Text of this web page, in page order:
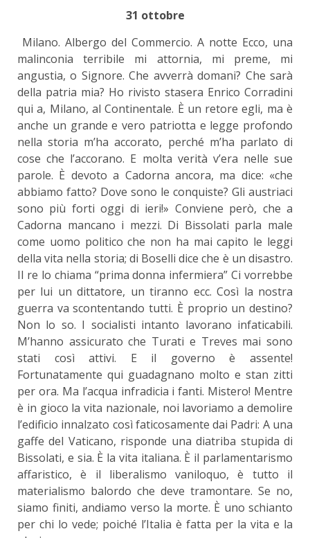
31 ottobre
Milano. Albergo del Commercio. A notte Ecco, una
malinconia terribile mi attornia, mi preme, mi
angustia, o Signore. Che avverrà domani? Che sarà
della patria mia? Ho rivisto stasera Enrico Corradini
qui a, Milano, al Continentale. È un retore egli, ma è
anche un grande e vero patriotta e legge profondo
nella storia m’ha accorato, perché m’ha parlato di
cose che l’accorano. E molta verità v’era nelle sue
parole. È devoto a Cadorna ancora, ma dice: «che
abbiamo fatto? Dove sono le conquiste? Gli austriaci
sono più forti oggi di ieri!» Conviene però, che a
Cadorna mancano i mezzi. Di Bissolati parla male
come uomo politico che non ha mai capito le leggi
della vita nella storia; di Boselli dice che è un disastro.
Il re lo chiama “prima donna infermiera” Ci vorrebbe
per lui un dittatore, un tiranno ecc. Così la nostra
guerra va scontentando tutti. È proprio un destino?
Non lo so. I socialisti intanto lavorano infaticabili.
M’hanno assicurato che Turati e Treves mai sono
stati così attivi. E il governo è assente!
Fortunatamente qui guadagnano molto e stan zitti
per ora. Ma l’acqua infradicia i fanti. Mistero! Mentre
è in gioco la vita nazionale, noi lavoriamo a demolire
l’edificio innalzato così faticosamente dai Padri: A una
gaffe del Vaticano, risponde una diatriba stupida di
Bissolati, e sia. È la vita italiana. È il parlamentarismo
affaristico, è il liberalismo vaniloquo, è tutto il
materialismo balordo che deve tramontare. Se no,
siamo finiti, andiamo verso la morte. È uno schianto
per chi lo vede; poiché l’Italia è fatta per la vita e la